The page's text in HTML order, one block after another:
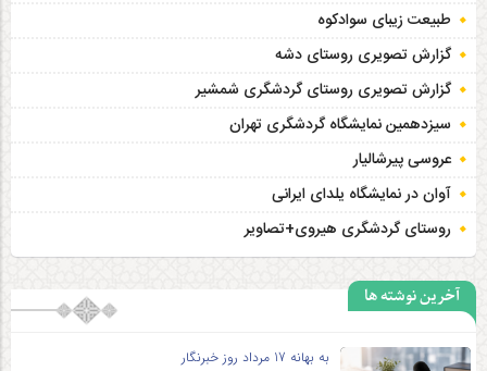
طبیعت زیبای سوادکوه
گزارش تصویری روستای دشه
گزارش تصویری روستای گردشگری شمشیر
سیزدهمین نمایشگاه گردشگری تهران
عروسی پیرشالیار
آوان در نمایشگاه یلدای ایرانی
روستای گردشگری هیروی+تصاویر
آخرین نوشته ها
به بهانه 17 مرداد روز خبرنگار